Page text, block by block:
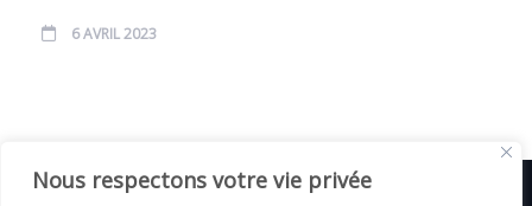
Nous respectons votre vie privée
6 AVRIL 2023